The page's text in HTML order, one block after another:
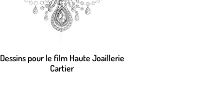
Dessins pour le film Haute Joaillerie
Cartier